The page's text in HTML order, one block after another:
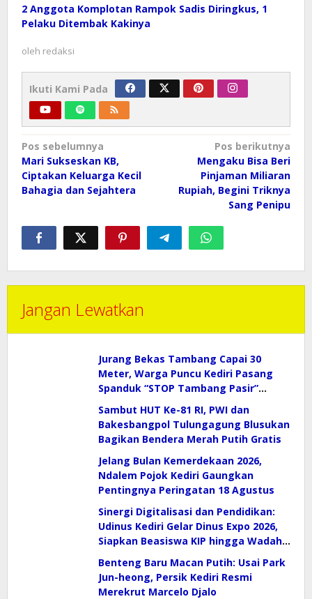
2 Anggota Komplotan Rampok Sadis Diringkus, 1
Pelaku Ditembak Kakinya
oleh redaksi
Ikuti Kami Pada
Navigasi
pos
Pos sebelumnya
Mari Sukseskan KB,
Ciptakan Keluarga Kecil
Bahagia dan Sejahtera
Pos berikutnya
Mengaku Bisa Beri
Pinjaman Miliaran
Rupiah, Begini Triknya
Sang Penipu
Jangan Lewatkan
Jurang Bekas Tambang Capai 30
Meter, Warga Puncu Kediri Pasang
Spanduk “STOP Tambang Pasir”
Sambut HUT Ke-81 RI, PWI dan
Bakesbangpol Tulungagung Blusukan
Bagikan Bendera Merah Putih Gratis
Jelang Bulan Kemerdekaan 2026,
Ndalem Pojok Kediri Gaungkan
Pentingnya Peringatan 18 Agustus
Sinergi Digitalisasi dan Pendidikan:
Udinus Kediri Gelar Dinus Expo 2026,
Siapkan Beasiswa KIP hingga Wadah
Benteng Baru Macan Putih: Usai Park
Jun-heong, Persik Kediri Resmi
Merekrut Marcelo Djalo